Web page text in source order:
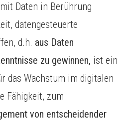
Daten in Berührung
datengesteuerte
d.h. aus Daten
zu gewinnen, ist ein
das Wachstum im digitalen
Fähigkeit, zum
von entscheidender